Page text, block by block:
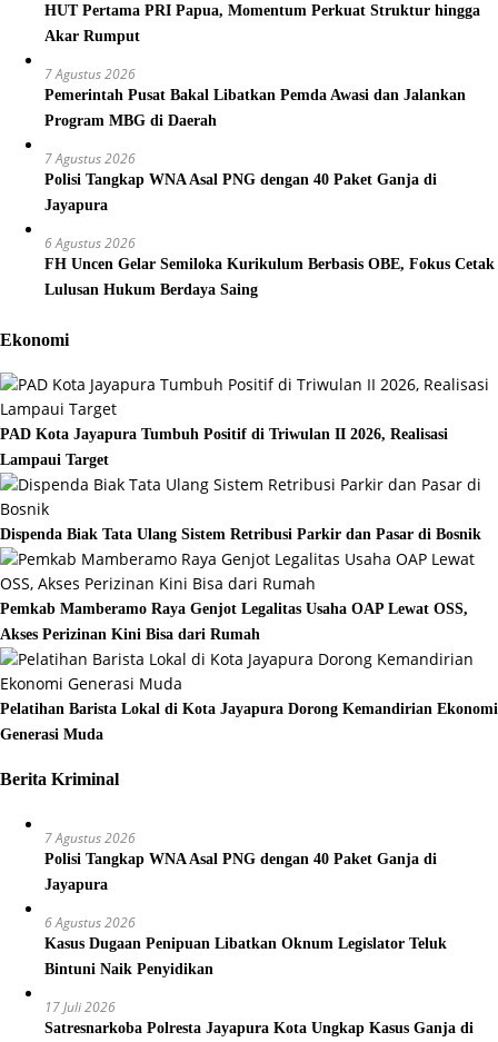
HUT Pertama PRI Papua, Momentum Perkuat Struktur hingga
Akar Rumput
7 Agustus 2026
Pemerintah Pusat Bakal Libatkan Pemda Awasi dan Jalankan
Program MBG di Daerah
7 Agustus 2026
Polisi Tangkap WNA Asal PNG dengan 40 Paket Ganja di
Jayapura
6 Agustus 2026
FH Uncen Gelar Semiloka Kurikulum Berbasis OBE, Fokus Cetak
Lulusan Hukum Berdaya Saing
Ekonomi
PAD Kota Jayapura Tumbuh Positif di Triwulan II 2026, Realisasi
Lampaui Target
Dispenda Biak Tata Ulang Sistem Retribusi Parkir dan Pasar di Bosnik
Pemkab Mamberamo Raya Genjot Legalitas Usaha OAP Lewat OSS,
Akses Perizinan Kini Bisa dari Rumah
Pelatihan Barista Lokal di Kota Jayapura Dorong Kemandirian Ekonomi
Generasi Muda
Berita Kriminal
7 Agustus 2026
Polisi Tangkap WNA Asal PNG dengan 40 Paket Ganja di
Jayapura
6 Agustus 2026
Kasus Dugaan Penipuan Libatkan Oknum Legislator Teluk
Bintuni Naik Penyidikan
17 Juli 2026
Satresnarkoba Polresta Jayapura Kota Ungkap Kasus Ganja di